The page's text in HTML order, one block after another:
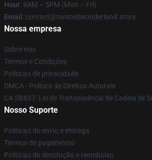
Hour: 9AM – 5PM (Mon – Fri)
Email : contact@twistedwonderland.store
Nossa empresa
Sobre nós
Termos e Condições
Políticas de privacidade
DMCA - Política de Direitos Autorais
CA SB657: Lei de Transparência de Cadeia de
Nosso Suporte
Políticas de envio e entrega
Termos de pagamento
Políticas de devolução e reembolso